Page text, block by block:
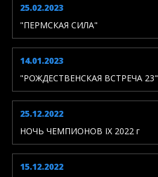
25.02.2023
"ПЕРМСКАЯ СИЛА"
14.01.2023
"РОЖДЕСТВЕНСКАЯ ВСТРЕЧА 23"
25.12.2022
НОЧЬ ЧЕМПИОНОВ IX 2022 г
15.12.2022